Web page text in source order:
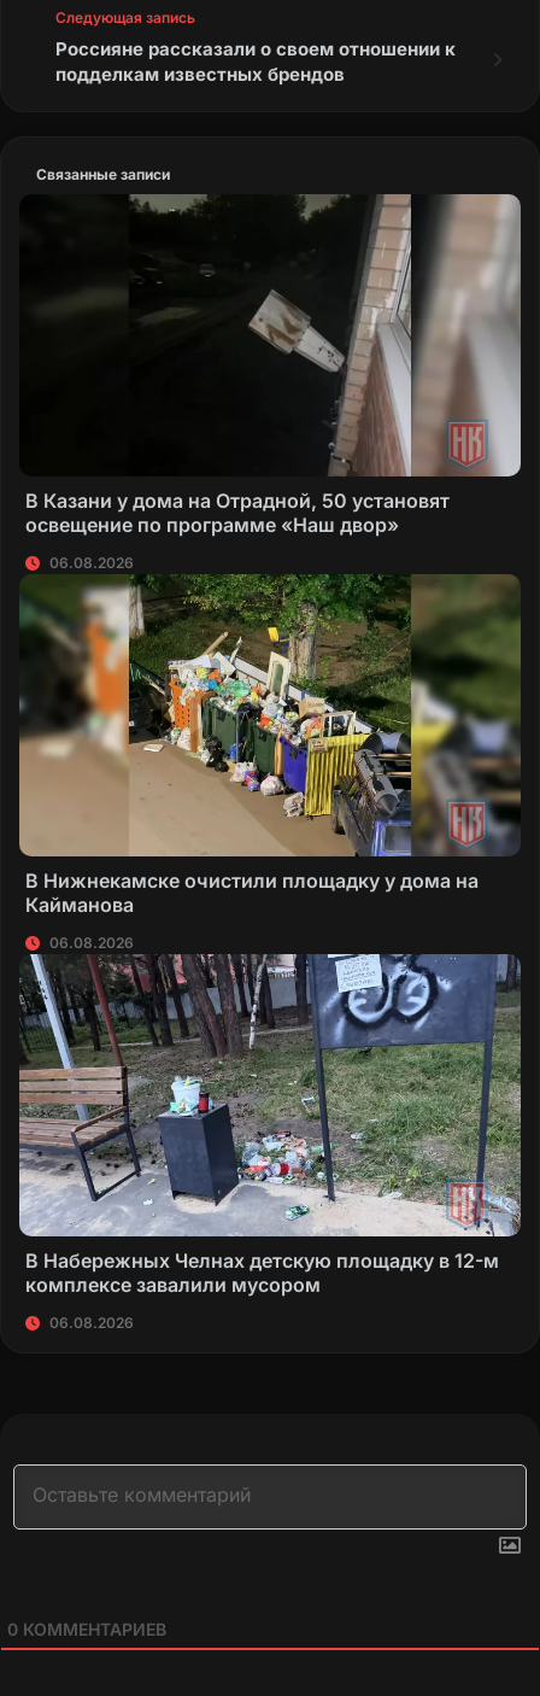
Следующая запись
Россияне рассказали о своем отношении к
подделкам известных брендов
Связанные записи
В Казани у дома на Отрадной, 50 установят
освещение по программе «Наш двор»
06.08.2026
В Нижнекамске очистили площадку у дома на
Кайманова
06.08.2026
В Набережных Челнах детскую площадку в 12-м
комплексе завалили мусором
06.08.2026
0 КОММЕНТАРИЕВ